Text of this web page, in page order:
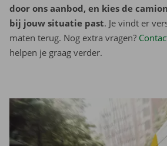
door ons aanbod, en kies de
bij jouw situatie past. Je vindt er
maten terug. Nog extra vragen?
helpen je graag verder.